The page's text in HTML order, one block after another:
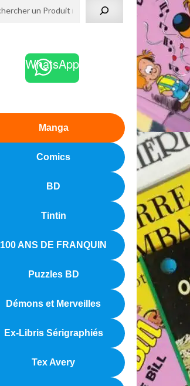
WhatsApp
Manga
Comics
BD
Tintin
100 ANS DE FRANQUIN
Puzzles BD
Démons et Merveilles
Ex-Libris Sérigraphiés
Tex Avery